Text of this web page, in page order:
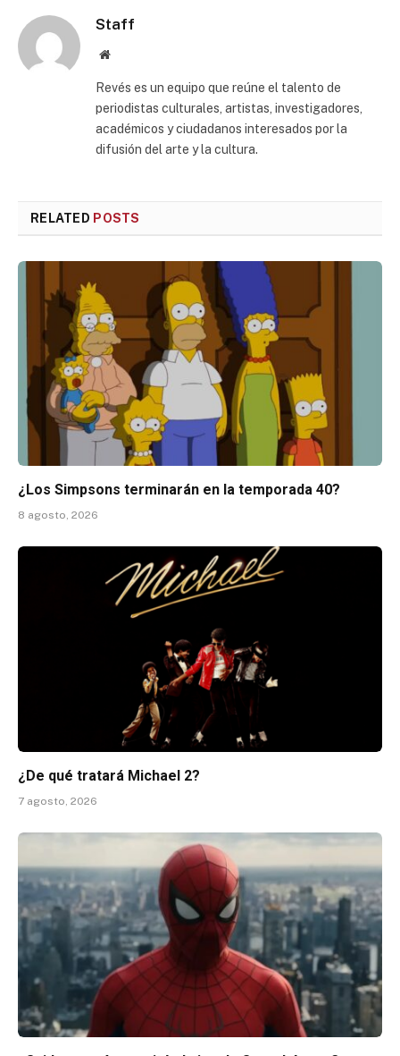
Staff
Website
Revés es un equipo que reúne el talento de
periodistas culturales, artistas, investigadores,
académicos y ciudadanos interesados por la
difusión del arte y la cultura.
RELATED POSTS
¿Los Simpsons terminarán en la temporada 40?
8 agosto, 2026
¿De qué tratará Michael 2?
7 agosto, 2026